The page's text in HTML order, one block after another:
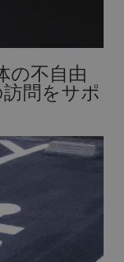
の不自由
問をサポ